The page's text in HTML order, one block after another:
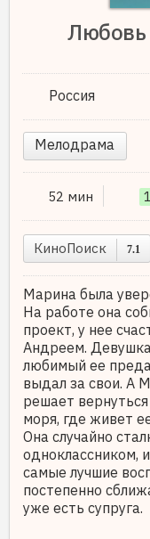
Любовь
Россия
Мелодрама
52 мин
КиноПоиск 7.1
Марина была
На работе она
проект, у нее
Андреем.
любимый ее
выдал за свои. А
решает
моря, где живет
Она случайно
одноклассником,
самые лучшие
постепенно
уже есть супруга.